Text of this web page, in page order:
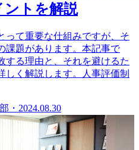
トを解説
って重要な仕組みですが、そ
課題があります。本記事で
する理由と、それを避けるた
しく解説します。人事評価制
・ 2024.08.30